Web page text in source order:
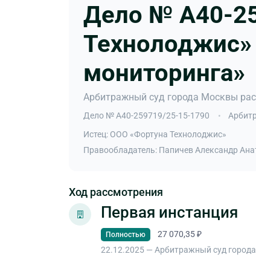
Дело № А40-
мониторинга»
Арбитражный суд города Москвы
Дело № А40-259719/25-15-1790
Истец: ООО «Фортуна Технолоджис»
Правообладатель: Папичев Александр
Ход рассмотрения
Первая инстанция
Полностью
27 070,35 ₽
22.12.2025 — Арбитражный суд